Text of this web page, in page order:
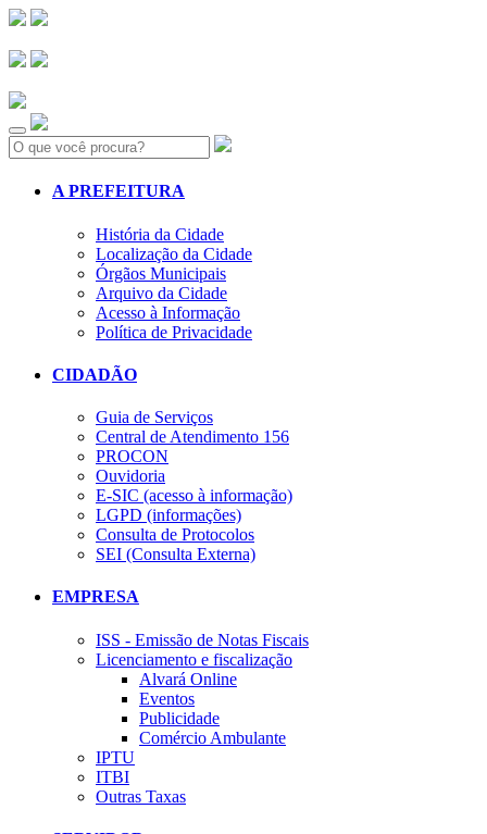
Search:
A PREFEITURA
História da Cidade
Localização da Cidade
Órgãos Municipais
Arquivo da Cidade
Acesso à Informação
Política de Privacidade
CIDADÃO
Guia de Serviços
Central de Atendimento 156
PROCON
Ouvidoria
E-SIC (acesso à informação)
LGPD (informações)
Consulta de Protocolos
SEI (Consulta Externa)
EMPRESA
ISS - Emissão de Notas Fiscais
Licenciamento e fiscalização
Alvará Online
Eventos
Publicidade
Comércio Ambulante
IPTU
ITBI
Outras Taxas